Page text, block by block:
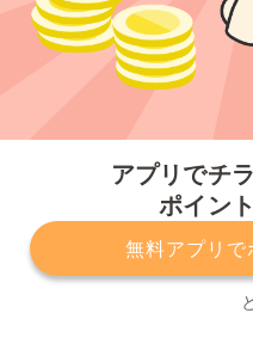
アプリでチ
ポイン
無料アプリで
プライバシーポリシー
サービスに関してのお問い